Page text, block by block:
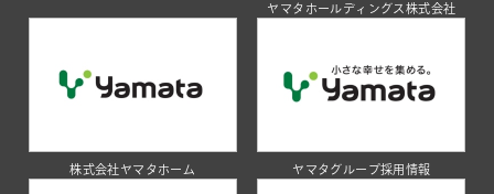
ヤマタホールディングス株式会社
株式会社ヤマタホーム ヤマタグループ採用情報